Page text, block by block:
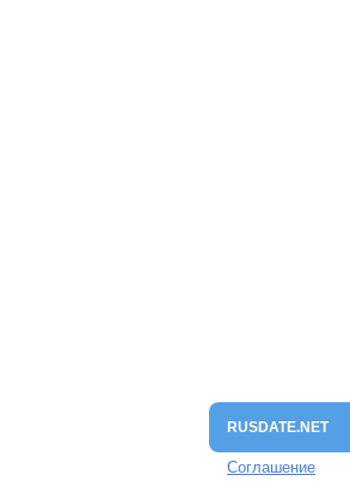
RUSDATE.NET
Соглашение